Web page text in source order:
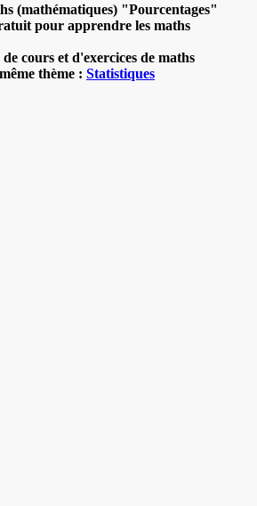
(mathématiques) "Pourcentages"
pour apprendre les maths
de cours et d'exercices de maths
thème : Statistiques